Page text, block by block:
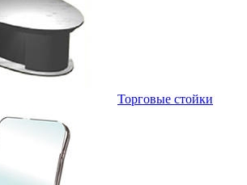
Торговые стойки